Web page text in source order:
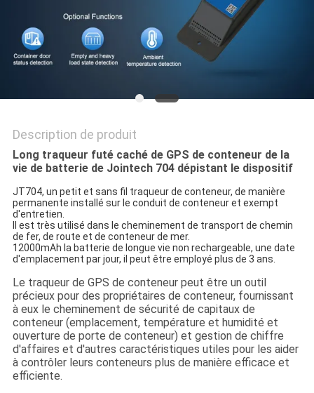
PRIVACY
POLICY
Description de produit
Long traqueur futé caché de GPS de conteneur de la
vie de batterie de Jointech 704 dépistant le dispositif
JT704, un petit et sans fil traqueur de conteneur, de manière
permanente installé sur le conduit de conteneur et exempt
d'entretien.
Il est très utilisé dans le cheminement de transport de chemin
de fer, de route et de conteneur de mer.
12000mAh la batterie de longue vie non rechargeable, une date
d'emplacement par jour, il peut être employé plus de 3 ans.
Le traqueur de GPS de conteneur peut être un outil
précieux pour des propriétaires de conteneur, fournissant
à eux le cheminement de sécurité de capitaux de
conteneur (emplacement, température et humidité et
ouverture de porte de conteneur) et gestion de chiffre
d'affaires et d'autres caractéristiques utiles pour les aider
à contrôler leurs conteneurs plus de manière efficace et
efficiente.